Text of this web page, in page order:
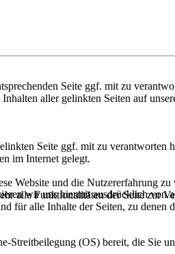
Seite ggf. mit zu
aller gelinkten Seiten auf
Seite ggf. mit zu verantworten
im Internet gelegt.
wir uns hiermit ausdrücklich von
für alle Inhalte der Seiten, zu denen
Streitbeilegung (OS) bereit, die Sie
Website und die Nutzererfahrung
alle Funktionalitäten der Seite zur